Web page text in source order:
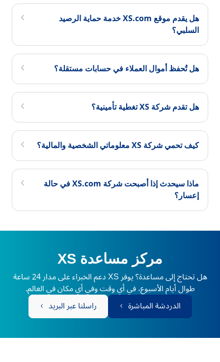
هل يقدم موقع XS.com خدمة حماية الرصيد
السلبي؟
هل تُحفظ أموال العملاء في حسابات مستقلة؟
هل تقدم شركة XS تغطية تأمينية؟
كيف تحمي شركة XS معلوماتي الشخصية والمالية؟
ماذا سيحدث إذا أصبحت شركة XS.com في حالة
إعسار؟
مركز مساعدة XS
هل تحتاج إلى مساعدة؟ يوفر XS دعم الخبراء على مدار 24 ساعة
طوال أيام الأسبوع، في أي وقت وفي أي مكان في العالم.
الدردشة المباشرة
راسلنا عبر البريد